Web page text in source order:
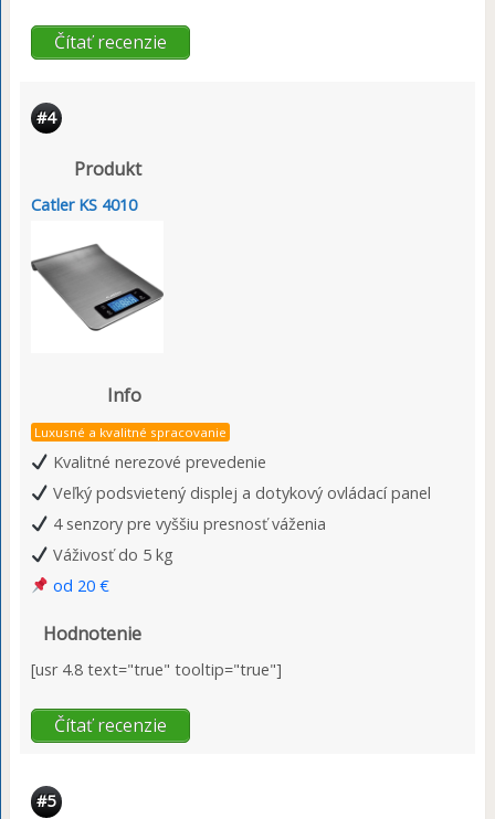
Čítať recenzie
#4
Produkt
Catler KS 4010
Info
Luxusné a kvalitné spracovanie
Kvalitné nerezové prevedenie
Veľký podsvietený displej a dotykový ovládací panel
4 senzory pre vyššiu presnosť váženia
Váživosť do 5 kg
od 20 €
Hodnotenie
[usr 4.8 text="true" tooltip="true"]
Čítať recenzie
#5